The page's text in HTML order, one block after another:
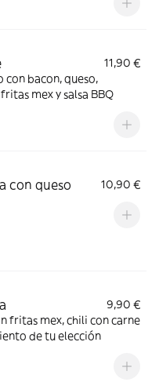
11,90 €
con bacon, queso,
mex y salsa BBQ
con queso 10,90 €
9,90 €
fritas mex, chili con carne
de tu elección